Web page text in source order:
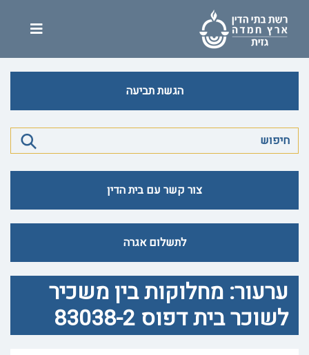
הגשת תביעה
צור קשר עם בית הדין
לתשלום אגרה
ערעור: מחלוקות בין משכיר
לשוכר בית דפוס 83038-2